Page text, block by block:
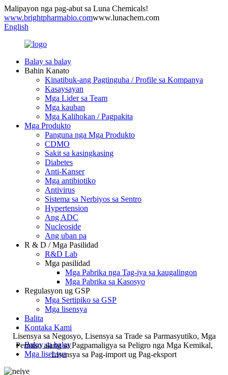
Malipayon nga pag-abut sa Luna Chemicals!
www.brightpharmabio.comwww.lunachem.com
English
Balay sa balay
Bahin Kanato
Kinatibuk-ang Pagtinguha / Profile sa Kompanya
Kasaysayan
Mga Lider sa Team
Mga kauban
Mga Kalihokan / Pagpakita
Mga Produkto
Panguna nga Mga Produkto
CDMO
Sakit sa kasingkasing
Diabetes
Anti-Kanser
Mga antibiotiko
Antivirus
Sistema sa Nerbiyos sa Sentro
Hypertension
Ang ADC
Nucleoside
Ang uban pa
R & D / Mga Pasilidad
R&D Lab
Mga pasilidad
Mga Pabrika nga Tag-iya sa kaugalingon
Mga Pabrika sa Kasosyo
Regulasyon ug GSP
Mga Sertipiko sa GSP
Mga lisensya
Balita
Kontaka Kami
Balay sa balay
Mga lisensya
Lisensya sa Negosyo, Lisensya sa Trade sa Parmasyutiko, Mga
Permiso alang sa Pagpamaligya sa Peligro nga Mga Kemikal,
Lisensya sa Pag-import ug Pag-eksport